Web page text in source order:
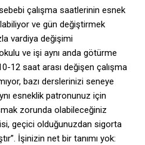
çalışma saatlerinin esnek
ve gün değiştirmek
vardiya değişimi
ve işi aynı anda götürme
12 saat arası değişen çalışma
bazı derslerinizi seneye
esneklik patronunuz için
zorunda olabileceğiniz
geçici olduğunuzdan sigorta
İşinizin net bir tanımı yok: